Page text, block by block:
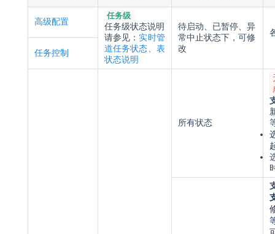
高级配置
任务级
任务级状态说明
请参见： 实时管
道任务状态、表
状态说明
待启动、已暂停、异
常中止状态下，可修
改
任务控制
所有状态